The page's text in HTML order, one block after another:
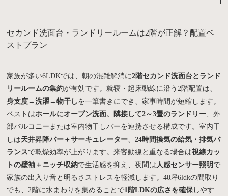
セカンド洗面台・ランドリールームは2階が正解？配置ベ
ストプラン
家族が多い6LDKでは、朝の混雑解消に2階セカンド洗面台とランド
リールームの集約が有効です。就寝・起床動線に沿う2階配置は、
身支度→洗濯→物干しを一筆書きにでき、家事時間が短縮します。
ベストはホールにオープン洗面、隣接して2～3畳のランドリー、外
部バルコニーまたは室内物干しバーを連携させる構成です。室内干
しは天井昇降バー＋サーキュレーター、24時間換気の給気・排気バ
ランスで乾燥効率が上がります。来客動線と重なる場合は視線カッ
トの壁袖＋ニッチ収納で生活感を抑え、夜間は 人感センサー照明 で
家族の出入り音と明るさストレスを軽減します。40坪6ldkの間取り
でも、2階に水まわりを集めることで1階LDKの広さを確保 しやす